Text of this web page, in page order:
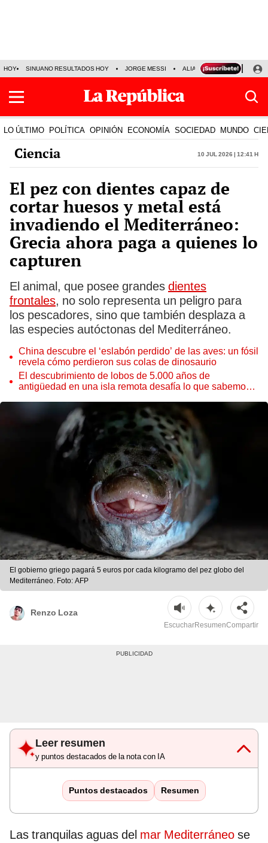
HOY SINUANO RESULTADOS HOY JORGE MESSI ALIANZA LIMA VS SPORT
LO ÚLTIMO POLÍTICA OPINIÓN ECONOMÍA SOCIEDAD MUNDO
Ciencia 10 Jul 2026 | 12:41 h
El pez con dientes capaz de
cortar huesos y metal está
invadiendo el Mediterráneo:
Grecia ahora paga a quienes lo
capturen
El animal, que posee grandes dientes
frontales, no solo representa un peligro para
los pescadores, sino que también desplaza a
las especies autóctonas del Mediterráneo.
China descubre el ‘eslabón perdido’ de las aves: un fósil
revela cómo perdieron sus colas de dinosaurio
El descubrimiento de lobos de 5.000 años de
antigüedad en una isla remota desafía lo que sabemos
El gobierno griego pagará 5 euros por cada kilogramo del pez globo del
Mediterráneo. Foto: AFP
Renzo Loza
EscucharResumenCompartir
Leer resumen
y puntos destacados de la nota con IA
Puntos destacados Resumen
Las tranquilas aguas del mar Mediterráneo se